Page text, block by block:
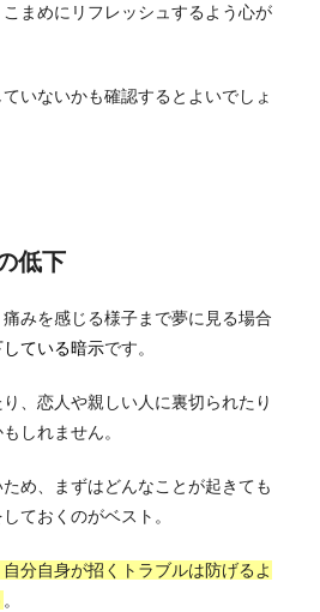
まめにリフレッシュするよう心が
いないかも確認するとよいでしょ
低下
みを感じる様子まで夢に見る場合
ている暗示です。
、恋人や親しい人に裏切られたり
しれません。
め、まずはどんなことが起きても
ておくのがベスト。
分自身が招くトラブルは防げるよ
。